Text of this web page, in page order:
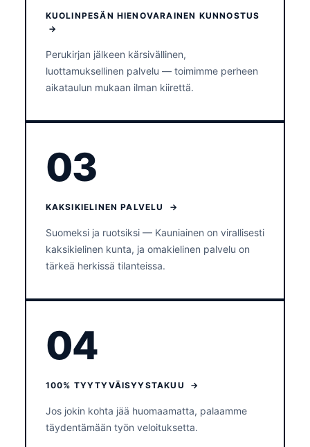
KUOLINPESÄN HIENOVARAINEN KUNNOSTUS
→
Perukirjan jälkeen kärsivällinen,
luottamuksellinen palvelu — toimimme perheen
aikataulun mukaan ilman kiirettä.
03
KAKSIKIELINEN PALVELU →
Suomeksi ja ruotsiksi — Kauniainen on virallisesti
kaksikielinen kunta, ja omakielinen palvelu on
tärkeä herkissä tilanteissa.
04
100% TYYTYVÄISYYSTAKUU →
Jos jokin kohta jää huomaamatta, palaamme
täydentämään työn veloituksetta.